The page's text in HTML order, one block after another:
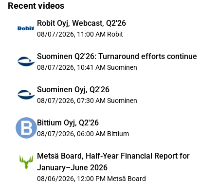
Recent videos
Robit Oyj, Webcast, Q2'26
08/07/2026, 11:00 AM Robit
Suominen Q2'26: Turnaround efforts continue
08/07/2026, 10:41 AM Suominen
Suominen Oyj, Q2'26
08/07/2026, 07:30 AM Suominen
Bittium Oyj, Q2'26
08/07/2026, 06:00 AM Bittium
Metsä Board, Half-Year Financial Report for
January–June 2026
08/06/2026, 12:00 PM Metsä Board